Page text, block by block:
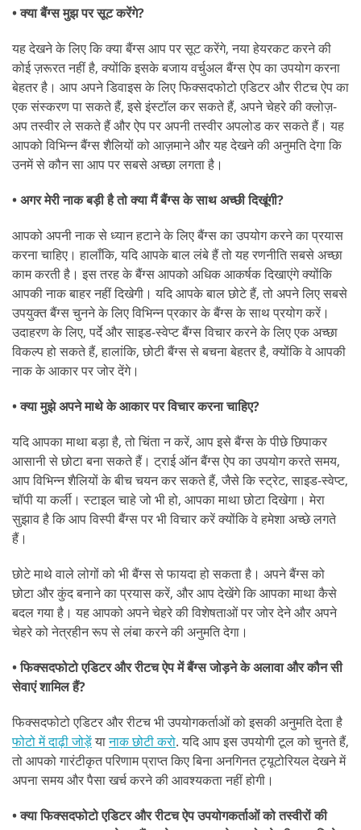
• क्या बैंग्स मुझ पर सूट करेंगे?
यह देखने के लिए कि क्या बैंग्स आप पर सूट करेंगे, नया हेयरकट करने की
कोई ज़रूरत नहीं है, क्योंकि इसके बजाय वर्चुअल बैंग्स ऐप का उपयोग करना
बेहतर है। आप अपने डिवाइस के लिए फिक्सदफोटो एडिटर और रीटच ऐप का
एक संस्करण पा सकते हैं, इसे इंस्टॉल कर सकते हैं, अपने चेहरे की क्लोज़-
अप तस्वीर ले सकते हैं और ऐप पर अपनी तस्वीर अपलोड कर सकते हैं। यह
आपको विभिन्न बैंग्स शैलियों को आज़माने और यह देखने की अनुमति देगा कि
उनमें से कौन सा आप पर सबसे अच्छा लगता है।
• अगर मेरी नाक बड़ी है तो क्या मैं बैंग्स के साथ अच्छी दिखूंगी?
आपको अपनी नाक से ध्यान हटाने के लिए बैंग्स का उपयोग करने का प्रयास
करना चाहिए। हालाँकि, यदि आपके बाल लंबे हैं तो यह रणनीति सबसे अच्छा
काम करती है। इस तरह के बैंग्स आपको अधिक आकर्षक दिखाएंगे क्योंकि
आपकी नाक बाहर नहीं दिखेगी। यदि आपके बाल छोटे हैं, तो अपने लिए सबसे
उपयुक्त बैंग्स चुनने के लिए विभिन्न प्रकार के बैंग्स के साथ प्रयोग करें।
उदाहरण के लिए, पर्दे और साइड-स्वेप्ट बैंग्स विचार करने के लिए एक अच्छा
विकल्प हो सकते हैं, हालांकि, छोटी बैंग्स से बचना बेहतर है, क्योंकि वे आपकी
नाक के आकार पर जोर देंगे।
• क्या मुझे अपने माथे के आकार पर विचार करना चाहिए?
यदि आपका माथा बड़ा है, तो चिंता न करें, आप इसे बैंग्स के पीछे छिपाकर
आसानी से छोटा बना सकते हैं। ट्राई ऑन बैंग्स ऐप का उपयोग करते समय,
आप विभिन्न शैलियों के बीच चयन कर सकते हैं, जैसे कि स्ट्रेट, साइड-स्वेप्ट,
चॉपी या कर्ली। स्टाइल चाहे जो भी हो, आपका माथा छोटा दिखेगा। मेरा
सुझाव है कि आप विस्पी बैंग्स पर भी विचार करें क्योंकि वे हमेशा अच्छे लगते
हैं।
छोटे माथे वाले लोगों को भी बैंग्स से फायदा हो सकता है। अपने बैंग्स को
छोटा और कुंद बनाने का प्रयास करें, और आप देखेंगे कि आपका माथा कैसे
बदल गया है। यह आपको अपने चेहरे की विशेषताओं पर जोर देने और अपने
चेहरे को नेत्रहीन रूप से लंबा करने की अनुमति देगा।
• फिक्सदफोटो एडिटर और रीटच ऐप में बैंग्स जोड़ने के अलावा और कौन सी
सेवाएं शामिल हैं?
फिक्सदफोटो एडिटर और रीटच भी उपयोगकर्ताओं को इसकी अनुमति देता है
फोटो में दाढ़ी जोड़ेंयानाक छोटी करो. यदि आप इस उपयोगी टूल को चुनते हैं,
तो आपको गारंटीकृत परिणाम प्राप्त किए बिना अनगिनत ट्यूटोरियल देखने में
अपना समय और पैसा खर्च करने की आवश्यकता नहीं होगी।
• क्या फिक्सदफोटो एडिटर और रीटच ऐप उपयोगकर्ताओं को तस्वीरों की